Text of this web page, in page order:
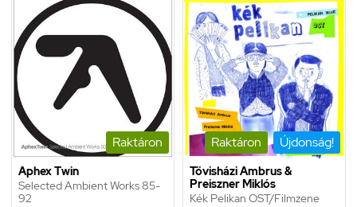
Raktáron
Aphex Twin
Selected Ambient Works 85-
92
Raktáron Újdonság!
Tövisházi Ambrus &
Preiszner Miklós
Kék Pelikan OST/Filmzene